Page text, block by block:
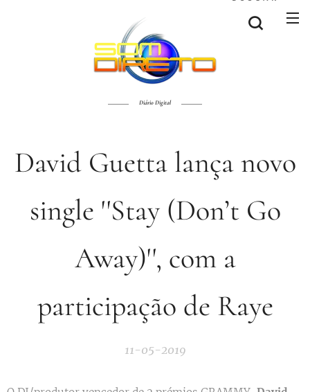
Diário Digital
David Guetta lança novo
single ''Stay (Don’t Go
Away)'', com a
participação de Raye
11-05-2019